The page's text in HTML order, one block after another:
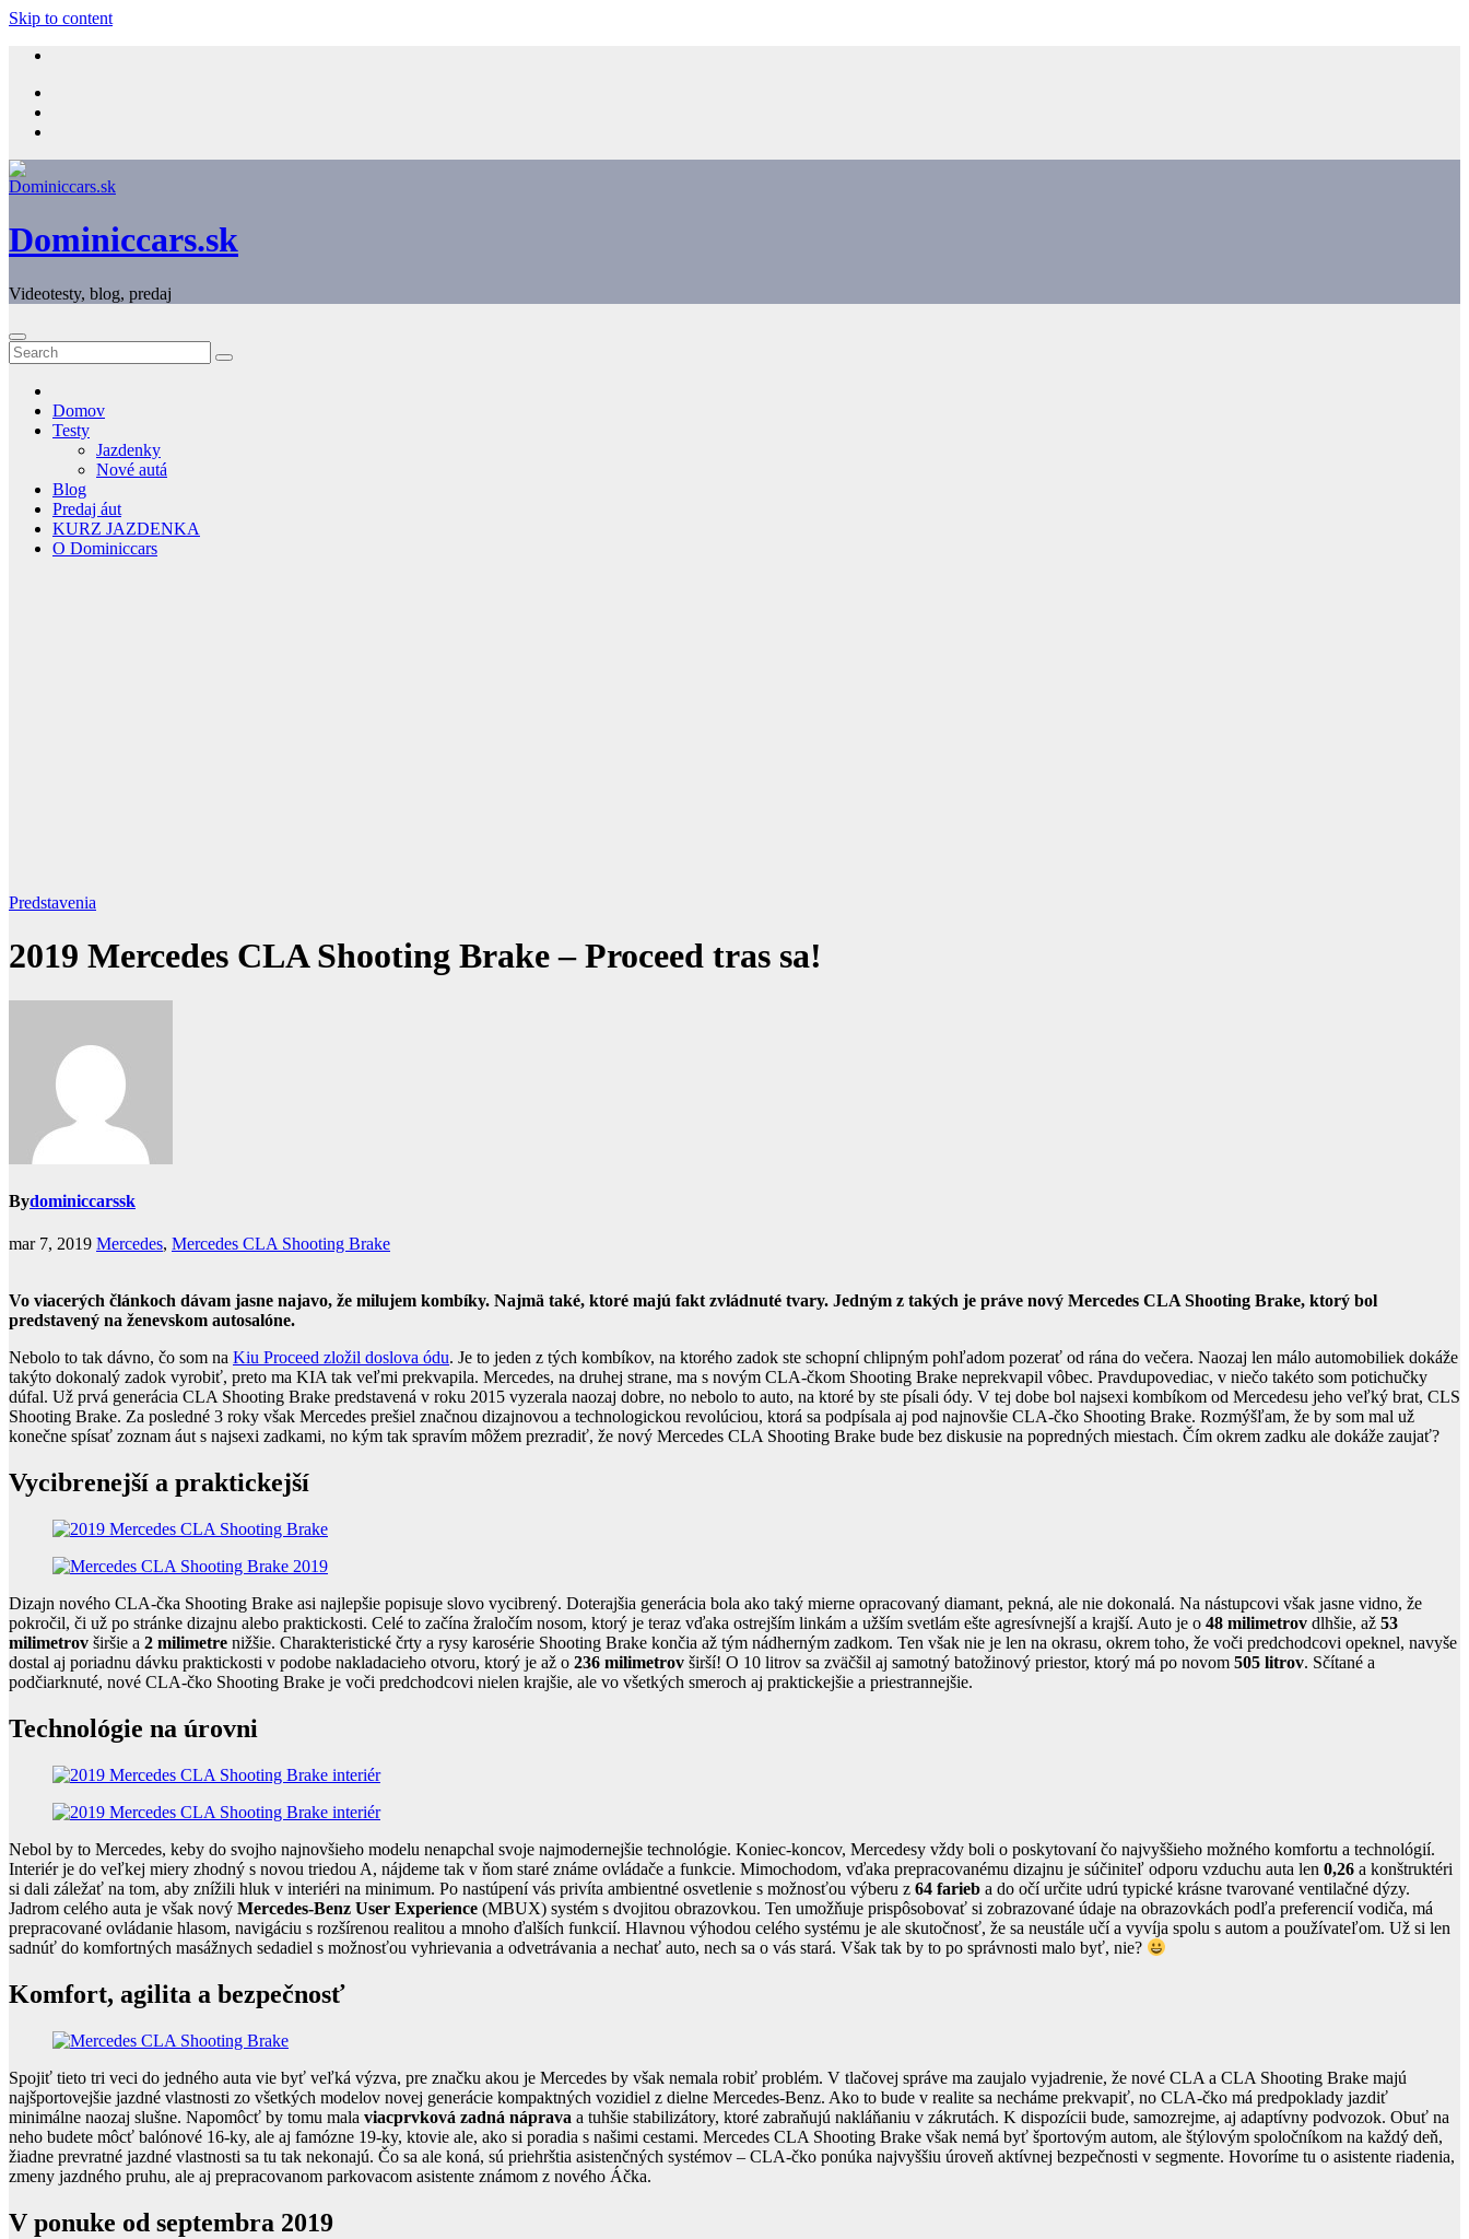
Skip to content
Dominiccars.sk
Videotesty, blog, predaj
Domov
Testy
Jazdenky
Nové autá
Blog
Predaj áut
KURZ JAZDENKA
O Dominiccars
Predstavenia
2019 Mercedes CLA Shooting Brake – Proceed tras sa!
Bydominiccarssk
mar 7, 2019 Mercedes, Mercedes CLA Shooting Brake
Vo viacerých článkoch dávam jasne najavo, že milujem kombíky. Najmä také, ktoré majú fakt zvládnuté tvary. Jedným z takých je práve nový Mercedes CLA Shooting Brake, ktorý bol
predstavený na ženevskom autosalóne.
Nebolo to tak dávno, čo som na Kiu Proceed zložil doslova ódu. Je to jeden z tých kombíkov, na ktorého zadok ste schopní chlipným pohľadom pozerať od rána do večera. Naozaj len málo automobiliek dokáže
takýto dokonalý zadok vyrobiť, preto ma KIA tak veľmi prekvapila. Mercedes, na druhej strane, ma s novým CLA-čkom Shooting Brake neprekvapil vôbec. Pravdupovediac, v niečo takéto som potichučky
dúfal. Už prvá generácia CLA Shooting Brake predstavená v roku 2015 vyzerala naozaj dobre, no nebolo to auto, na ktoré by ste písali ódy. V tej dobe bol najsexi kombíkom od Mercedesu jeho veľký brat, CLS
Shooting Brake. Za posledné 3 roky však Mercedes prešiel značnou dizajnovou a technologickou revolúciou, ktorá sa podpísala aj pod najnovšie CLA-čko Shooting Brake. Rozmýšľam, že by som mal už
konečne spísať zoznam áut s najsexi zadkami, no kým tak spravím môžem prezradiť, že nový Mercedes CLA Shooting Brake bude bez diskusie na popredných miestach. Čím okrem zadku ale dokáže zaujať?
Vycibrenejší a praktickejší
Dizajn nového CLA-čka Shooting Brake asi najlepšie popisuje slovo vycibrený. Doterajšia generácia bola ako taký mierne opracovaný diamant, pekná, ale nie dokonalá. Na nástupcovi však jasne vidno, že
pokročil, či už po stránke dizajnu alebo praktickosti. Celé to začína žraločím nosom, ktorý je teraz vďaka ostrejším linkám a užším svetlám ešte agresívnejší a krajší. Auto je o 48 milimetrov dlhšie, až 53
milimetrov širšie a 2 milimetre nižšie. Charakteristické črty a rysy karosérie Shooting Brake končia až tým nádherným zadkom. Ten však nie je len na okrasu, okrem toho, že voči predchodcovi opeknel, navyše
dostal aj poriadnu dávku praktickosti v podobe nakladacieho otvoru, ktorý je až o 236 milimetrov širší! O 10 litrov sa zväčšil aj samotný batožinový priestor, ktorý má po novom 505 litrov. Sčítané a
podčiarknuté, nové CLA-čko Shooting Brake je voči predchodcovi nielen krajšie, ale vo všetkých smeroch aj praktickejšie a priestrannejšie.
Technológie na úrovni
Nebol by to Mercedes, keby do svojho najnovšieho modelu nenapchal svoje najmodernejšie technológie. Koniec-koncov, Mercedesy vždy boli o poskytovaní čo najvyššieho možného komfortu a technológií.
Interiér je do veľkej miery zhodný s novou triedou A, nájdeme tak v ňom staré známe ovládače a funkcie. Mimochodom, vďaka prepracovanému dizajnu je súčiniteľ odporu vzduchu auta len 0,26 a konštruktéri
si dali záležať na tom, aby znížili hluk v interiéri na minimum. Po nastúpení vás privíta ambientné osvetlenie s možnosťou výberu z 64 farieb a do očí určite udrú typické krásne tvarované ventilačné dýzy.
Jadrom celého auta je však nový Mercedes-Benz User Experience (MBUX) systém s dvojitou obrazovkou. Ten umožňuje prispôsobovať si zobrazované údaje na obrazovkách podľa preferencií vodiča, má
prepracované ovládanie hlasom, navigáciu s rozšírenou realitou a mnoho ďalších funkcií. Hlavnou výhodou celého systému je ale skutočnosť, že sa neustále učí a vyvíja spolu s autom a používateľom. Už si len
sadnúť do komfortných masážnych sedadiel s možnosťou vyhrievania a odvetrávania a nechať auto, nech sa o vás stará. Však tak by to po správnosti malo byť, nie?
Komfort, agilita a bezpečnosť
Spojiť tieto tri veci do jedného auta vie byť veľká výzva, pre značku akou je Mercedes by však nemala robiť problém. V tlačovej správe ma zaujalo vyjadrenie, že nové CLA a CLA Shooting Brake majú
najšportovejšie jazdné vlastnosti zo všetkých modelov novej generácie kompaktných vozidiel z dielne Mercedes-Benz. Ako to bude v realite sa necháme prekvapiť, no CLA-čko má predpoklady jazdiť
minimálne naozaj slušne. Napomôcť by tomu mala viacprvková zadná náprava a tuhšie stabilizátory, ktoré zabraňujú nakláňaniu v zákrutách. K dispozícii bude, samozrejme, aj adaptívny podvozok. Obuť na
neho budete môcť balónové 16-ky, ale aj famózne 19-ky, ktovie ale, ako si poradia s našimi cestami. Mercedes CLA Shooting Brake však nemá byť športovým autom, ale štýlovým spoločníkom na každý deň,
žiadne prevratné jazdné vlastnosti sa tu tak nekonajú. Čo sa ale koná, sú priehrštia asistenčných systémov – CLA-čko ponúka najvyššiu úroveň aktívnej bezpečnosti v segmente. Hovoríme tu o asistente riadenia,
zmeny jazdného pruhu, ale aj prepracovanom parkovacom asistente známom z nového Áčka.
V ponuke od septembra 2019